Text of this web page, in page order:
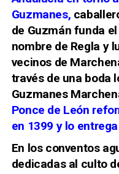
Guzmanes,
de Guzmán funda
nombre de Regla y
vecinos de
través de una boda
Guzmanes
Ponce de León
en 1399 y lo
En los conventos
dedicadas al culto